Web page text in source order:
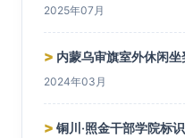
2025年07月
> 内蒙乌审旗室外休闲坐
2024年03月
> 铜川·照金干部学院标识